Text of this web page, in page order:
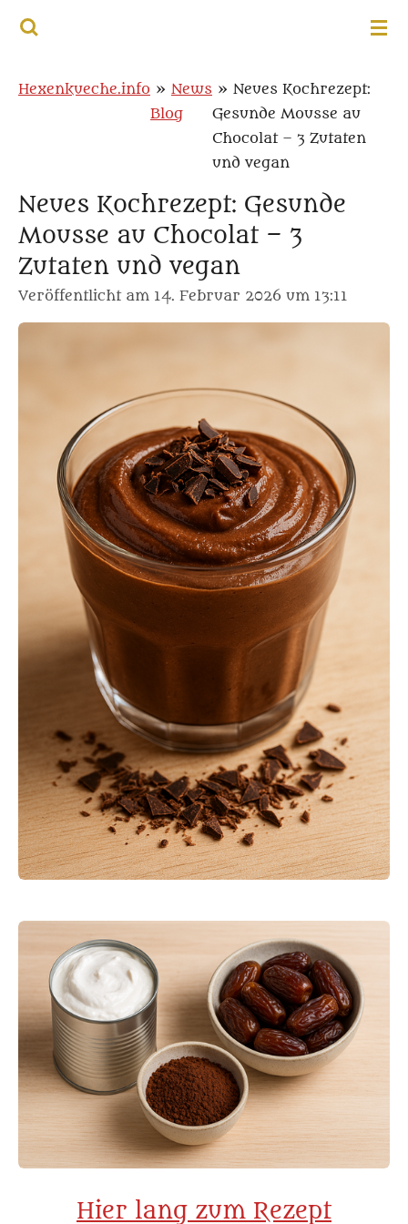
Zum
Hexenkueche.info » News
Blog
» Neues Kochrezept:
Gesunde Mousse au
Chocolat – 3 Zutaten
und vegan
Neues Kochrezept: Gesunde
Mousse au Chocolat – 3
Zutaten und vegan
Veröffentlicht am 14. Februar 2026 um 13:11
Hier lang zum Rezept